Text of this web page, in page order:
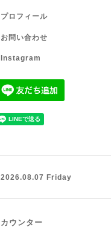
プロフィール
お問い合わせ
Instagram
2026.08.07 Friday
カウンター